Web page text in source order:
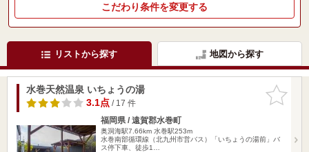
こだわり条件を変更する
リストから探す 地図から探す
お気に入
りに追加
水巻天然温泉 いちょうの湯
3.1点/ 17 件
福岡県 / 遠賀郡水巻町
奥洞海駅7.66km 水巻駅253m
水巻南部循環線（北九州市営バス）「いちょうの湯前」バ
ス停下車、徒歩1…